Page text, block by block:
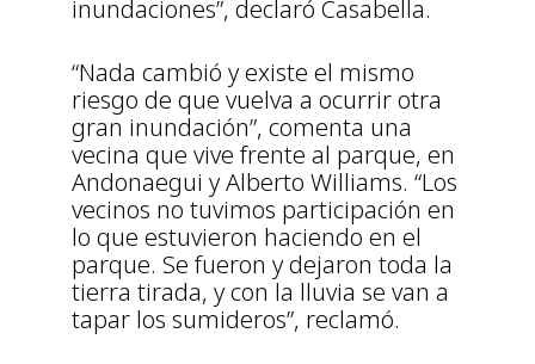
inundaciones”, declaró Casabella.
“Nada cambió y existe el mismo
riesgo de que vuelva a ocurrir otra
gran inundación”, comenta una
vecina que vive frente al parque, en
Andonaegui y Alberto Williams. “Los
vecinos no tuvimos participación en
lo que estuvieron haciendo en el
parque. Se fueron y dejaron toda la
tierra tirada, y con la lluvia se van a
tapar los sumideros”, reclamó.